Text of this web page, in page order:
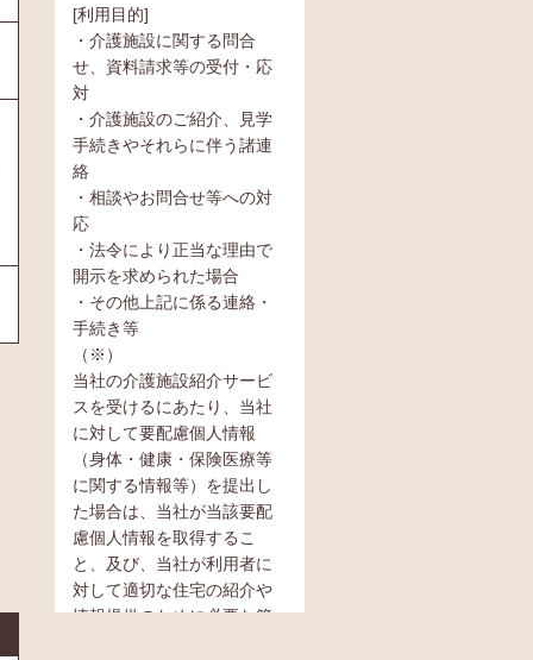
[利用目的]
・介護施設に関する問合
せ、資料請求等の受付・応
対
・介護施設のご紹介、見学
手続きやそれらに伴う諸連
絡
・相談やお問合せ等への対
応
・法令により正当な理由で
開示を求められた場合
・その他上記に係る連絡・
手続き等
（※）
当社の介護施設紹介サービ
スを受けるにあたり、当社
に対して要配慮個人情報
（身体・健康・保険医療等
に関する情報等）を提出し
た場合は、当社が当該要配
慮個人情報を取得するこ
と、及び、当社が利用者に
対して適切な住宅の紹介や
情報提供のために必要な範